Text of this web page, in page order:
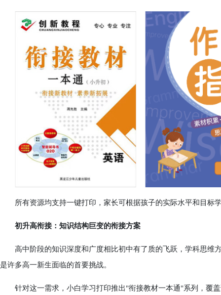
所有资源均支持一键打印，家长可根据孩子的实际水平和目标
初升高衔接：知识结构巨变的衔接方案
高中阶段的知识深度和广度相比初中有了质的飞跃，学科思维
是许多高一新生面临的首要挑战。
针对这一需求，小白学习打印推出"衔接教材一本通"系列，覆盖